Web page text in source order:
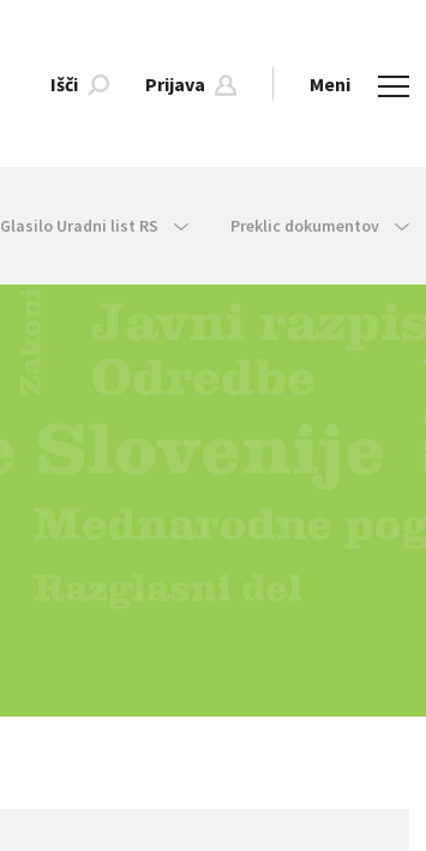
Išči Prijava Meni
Glasilo Uradni list RS Preklic dokumentov